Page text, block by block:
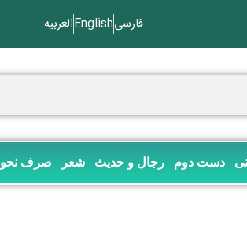
فارسیEnglishالعربیه
دست دوم رجال و حدیث شعر صرف نحو